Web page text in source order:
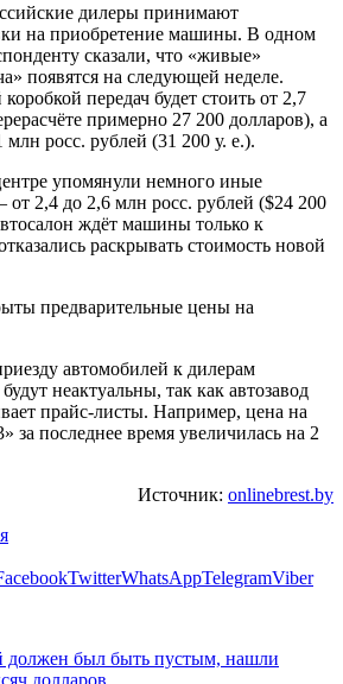
дилеры принимают
на приобретение машины. В одном
сказали, что «живые»
появятся на следующей неделе.
передач будет стоить от 2,7
примерно 27 200 долларов), а
росс. рублей (31 200 у. е.).
упомянули немного иные
2,4 до 2,6 млн росс. рублей ($24 200
ждёт машины только к
раскрывать стоимость новой
автомобилей к дилерам
неактуальны, так как автозавод
прайс-листы. Например, цена на
за последнее время увеличилась на 2
Источник: onlinebrest.by
TwitterWhatsAppTelegramViber
должен был быть пустым, нашли
долларов